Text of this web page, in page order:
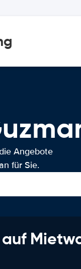
Angebote
für Sie.
auf